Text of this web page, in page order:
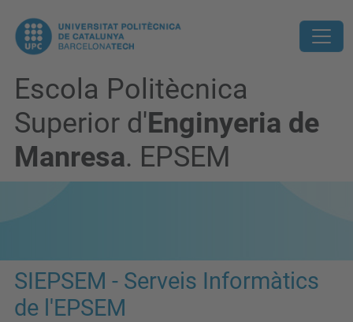
Escola Politècnica
Superior d'Enginyeria de
Manresa. EPSEM
SIEPSEM - Serveis Informàtics
de l'EPSEM